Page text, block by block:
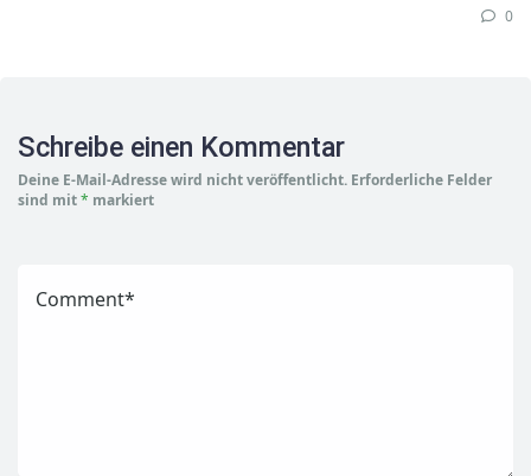
0
Schreibe einen Kommentar
Deine E-Mail-Adresse wird nicht veröffentlicht. Erforderliche Felder
sind mit* markiert